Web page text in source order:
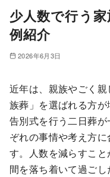
少人数で行う
例紹介
2026年6月3日
近年は、親族やごく
族葬」を選ばれる方
告別式を行う二日葬
ぞれの事情や考え方
す。人数を減らすこ
間を落ち着いて過ご